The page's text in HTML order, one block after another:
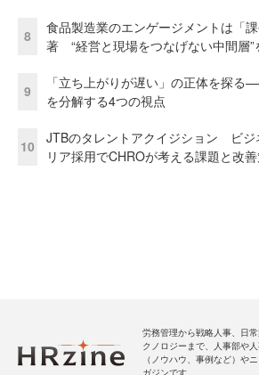
8
食品製造業のエンゲージメントは「
著 “経営と現場をつなげない中間層”
9
「立ち上がりが遅い」の正体を探
を分解する4つの視点
10
JTBのタレントアクイジション ビジ
リア採用でCHROが考える課題と改
労務管理から戦略人事、日
クノロジーまで、人事部や
（ノウハウ、事例など）や
ガジンです。